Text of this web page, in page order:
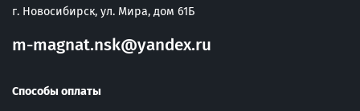
г. Новосибирск, ул. Мира, дом 61Б
m-magnat.nsk@yandex.ru
Способы оплаты